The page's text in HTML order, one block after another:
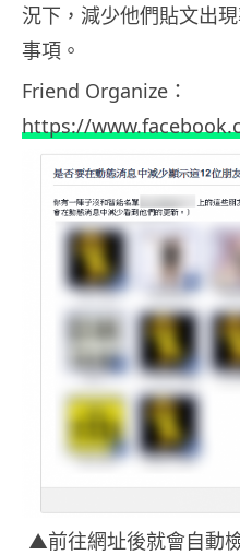
況下，減少他們貼文出
事項。
Friend Organize：
https://
▲前往網址後就會自動